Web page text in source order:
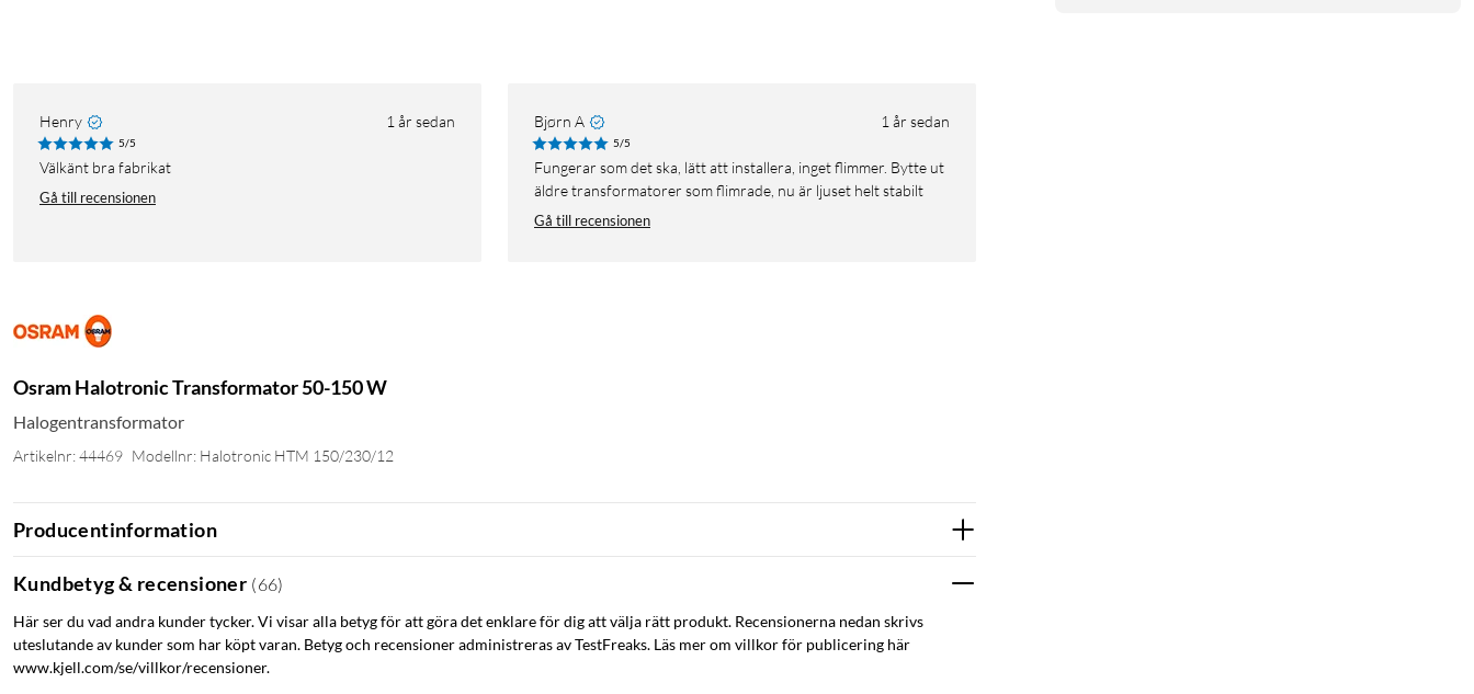
Henry 1 år sedan
5/5
Välkänt bra fabrikat
Gå till recensionen
Bjørn A 1 år sedan
5/5
Fungerar som det ska, lätt att installera, inget flimmer. Bytte ut
äldre transformatorer som flimrade, nu är ljuset helt stabilt
Gå till recensionen
Osram Halotronic Transformator 50-150 W
Halogentransformator
Artikelnr: 44469 Modellnr: Halotronic HTM 150/230/12
Producentinformation
Kundbetyg & recensioner (66)
Här ser du vad andra kunder tycker. Vi visar alla betyg för att göra det enklare för dig att välja rätt produkt. Recensionerna nedan skrivs
uteslutande av kunder som har köpt varan. Betyg och recensioner administreras av TestFreaks. Läs mer om villkor för publicering här
www.kjell.com/se/villkor/recensioner.